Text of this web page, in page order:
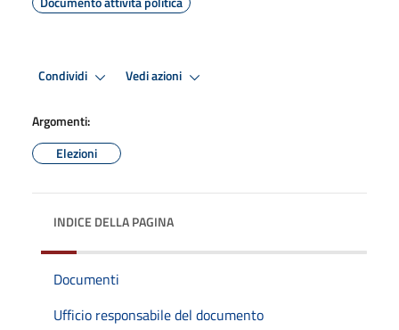
Condividi Vedi azioni
Argomenti:
Elezioni
INDICE DELLA PAGINA
Documenti
Ufficio responsabile del documento